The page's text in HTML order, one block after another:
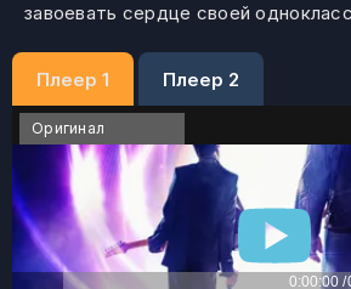
завоевать сердце своей
Плеер 1 Плеер 2
Оригинал